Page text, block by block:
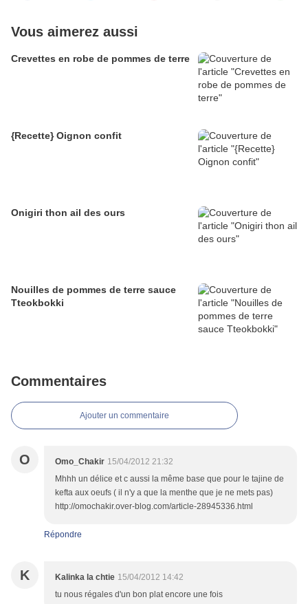
Vous aimerez aussi
Crevettes en robe de pommes de terre
{Recette} Oignon confit
Onigiri thon ail des ours
Nouilles de pommes de terre sauce
Tteokbokki
Commentaires
Ajouter un commentaire
O Omo_Chakir 15/04/2012 21:32
Mhhh un délice et c aussi la même base que pour le tajine de
kefta aux oeufs ( il n'y a que la menthe que je ne mets pas)
http://omochakir.over-blog.com/article-28945336.html
Répondre
K Kalinka la chtie 15/04/2012 14:42
tu nous régales d'un bon plat encore une fois